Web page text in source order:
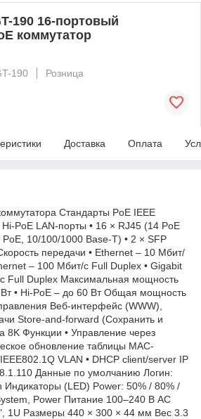
190 16-портовый
коммутатор
190
Розница
Доставка Оплата
Стандарты PoE IEEE
PoE LAN-порты • 16 × RJ45 (14 PoE
10/100/1000 Base-T) • 2 × SFP
передачи • Ethernet – 10 Мбит/
– 100 Мбит/с Full Duplex • Gigabit
Full Duplex Максимальная мощность
Вт • Hi-PoE – до 60 Вт Общая мощность
Веб-интерфейс (WWW),
Store-and-forward (Сохранить и
8K Функции • Управление через
обновление таблицы MAC-
VLAN • DHCP client/server IP
Данные по умолчанию Логин:
(LED) Power: 50% / 80% /
Power Питание 100–240 В AC
1U Размеры 440 × 300 × 44 мм Вес 3.3